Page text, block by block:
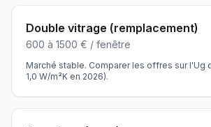
Double vitrage (remplacement)
600 à 1500 € / fenêtre
Marché stable. Comparer les offres sur l'Ug
1,0 W/m²K en 2026).